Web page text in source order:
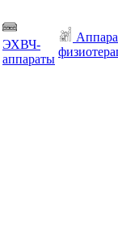
ЭХВЧ-
аппараты